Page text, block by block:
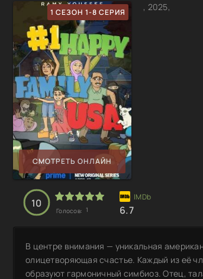
1 СЕЗОН 1-8 СЕРИЯ
СМОТРЕТЬ ОНЛАЙН
, 2025,
10
Голосов: 1 6.7
В центре внимания — уникальная
олицетворяющая счастье. Каждый из её
образуют гармоничный симбиоз. Отец,